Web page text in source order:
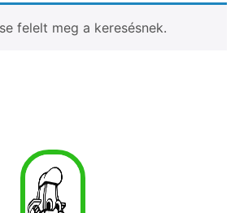
felelt meg a keresésnek.